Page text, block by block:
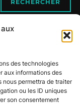
des technologies
aux informations des
nous permettra de traiter
ou les ID uniques
son consentement
RECHERCHER